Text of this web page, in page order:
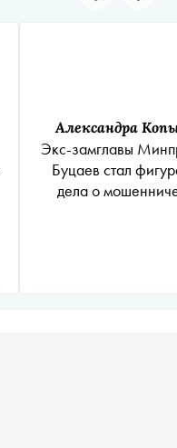
Александра
Экс-замглавы
Буцаев стал
дела о